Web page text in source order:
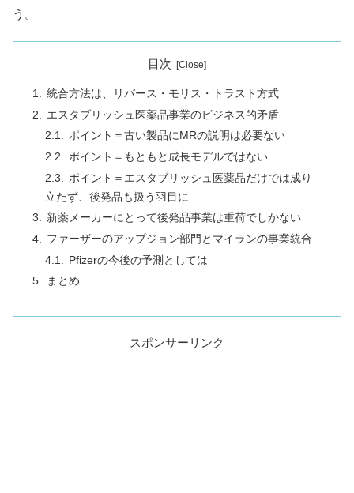
う。
目次
統合方法は、リバース・モリス・トラスト方式
エスタブリッシュ医薬品事業のビジネス的矛盾
ポイント＝古い製品にMRの説明は必要ない
ポイント＝もともと成長モデルではない
ポイント＝エスタブリッシュ医薬品だけでは成り
立たず、後発品も扱う羽目に
新薬メーカーにとって後発品事業は重荷でしかない
ファーザーのアップジョン部門とマイランの事業統合
Pfizerの今後の予測としては
まとめ
スポンサーリンク